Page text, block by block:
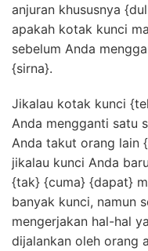
anjuran khususnya
apakah kotak kunci
sebelum Anda
{sirna}.
Jikalau kotak kunci
Anda mengganti satu
Anda takut orang lain
jikalau kunci Anda
{tak} {cuma} {dapat}
banyak kunci, namun
mengerjakan hal-hal
dijalankan oleh orang